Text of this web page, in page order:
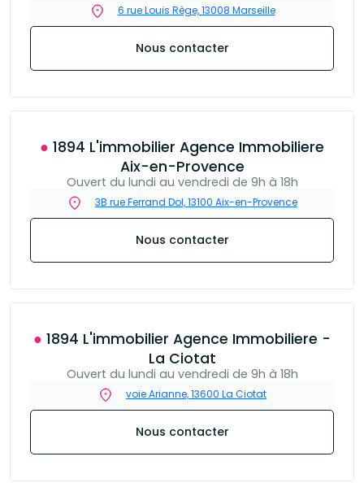
6 rue Louis Rège, 13008 Marseille
Nous contacter
● 1894 L'immobilier Agence Immobiliere
Aix-en-Provence
Ouvert du lundi au vendredi de 9h à 18h
3B rue Ferrand Dol, 13100 Aix-en-Provence
Nous contacter
● 1894 L'immobilier Agence Immobiliere -
La Ciotat
Ouvert du lundi au vendredi de 9h à 18h
voie Arianne, 13600 La Ciotat
Nous contacter